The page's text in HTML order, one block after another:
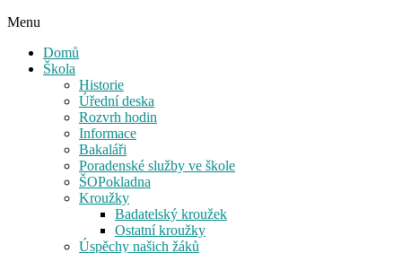
Menu
Domů
Škola
Historie
Úřední deska
Rozvrh hodin
Informace
Bakaláři
Poradenské služby ve škole
ŠOPokladna
Kroužky
Badatelský kroužek
Ostatní kroužky
Úspěchy našich žáků